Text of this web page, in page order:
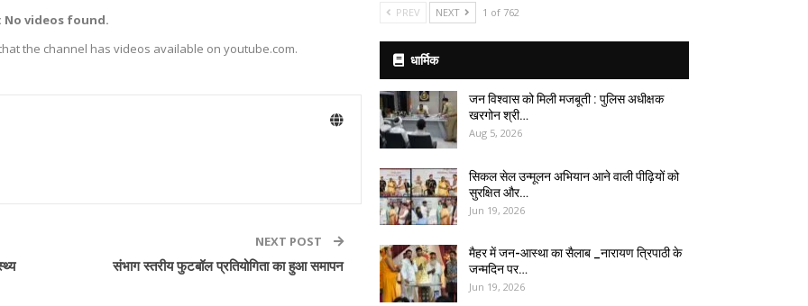
No videos found.
the channel has videos available on youtube.com.
NEXT POST
संभाग स्तरीय फुटबॉल प्रतियोगिता का हुआ समापन
PREV NEXT 1 of 762
धार्मिक
जन विश्वास को मिली मजबूती : पुलिस अधीक्षक
खरगोन श्री…
Aug 5, 2026
सिकल सेल उन्मूलन अभियान आने वाली पीढ़ियों को
सुरक्षित और…
Jun 19, 2026
मैहर में जन-आस्था का सैलाब _नारायण त्रिपाठी के
जन्मदिन पर…
Jun 19, 2026